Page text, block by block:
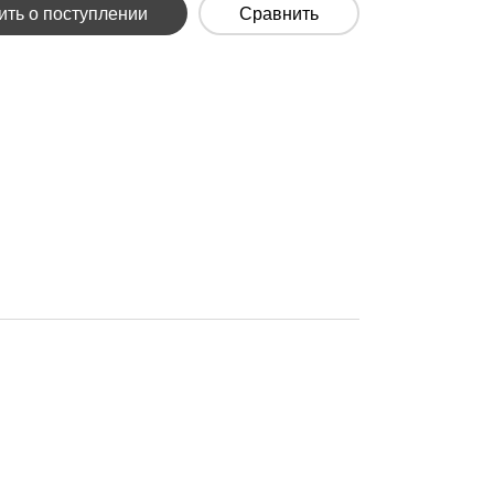
о поступлении Сравнить